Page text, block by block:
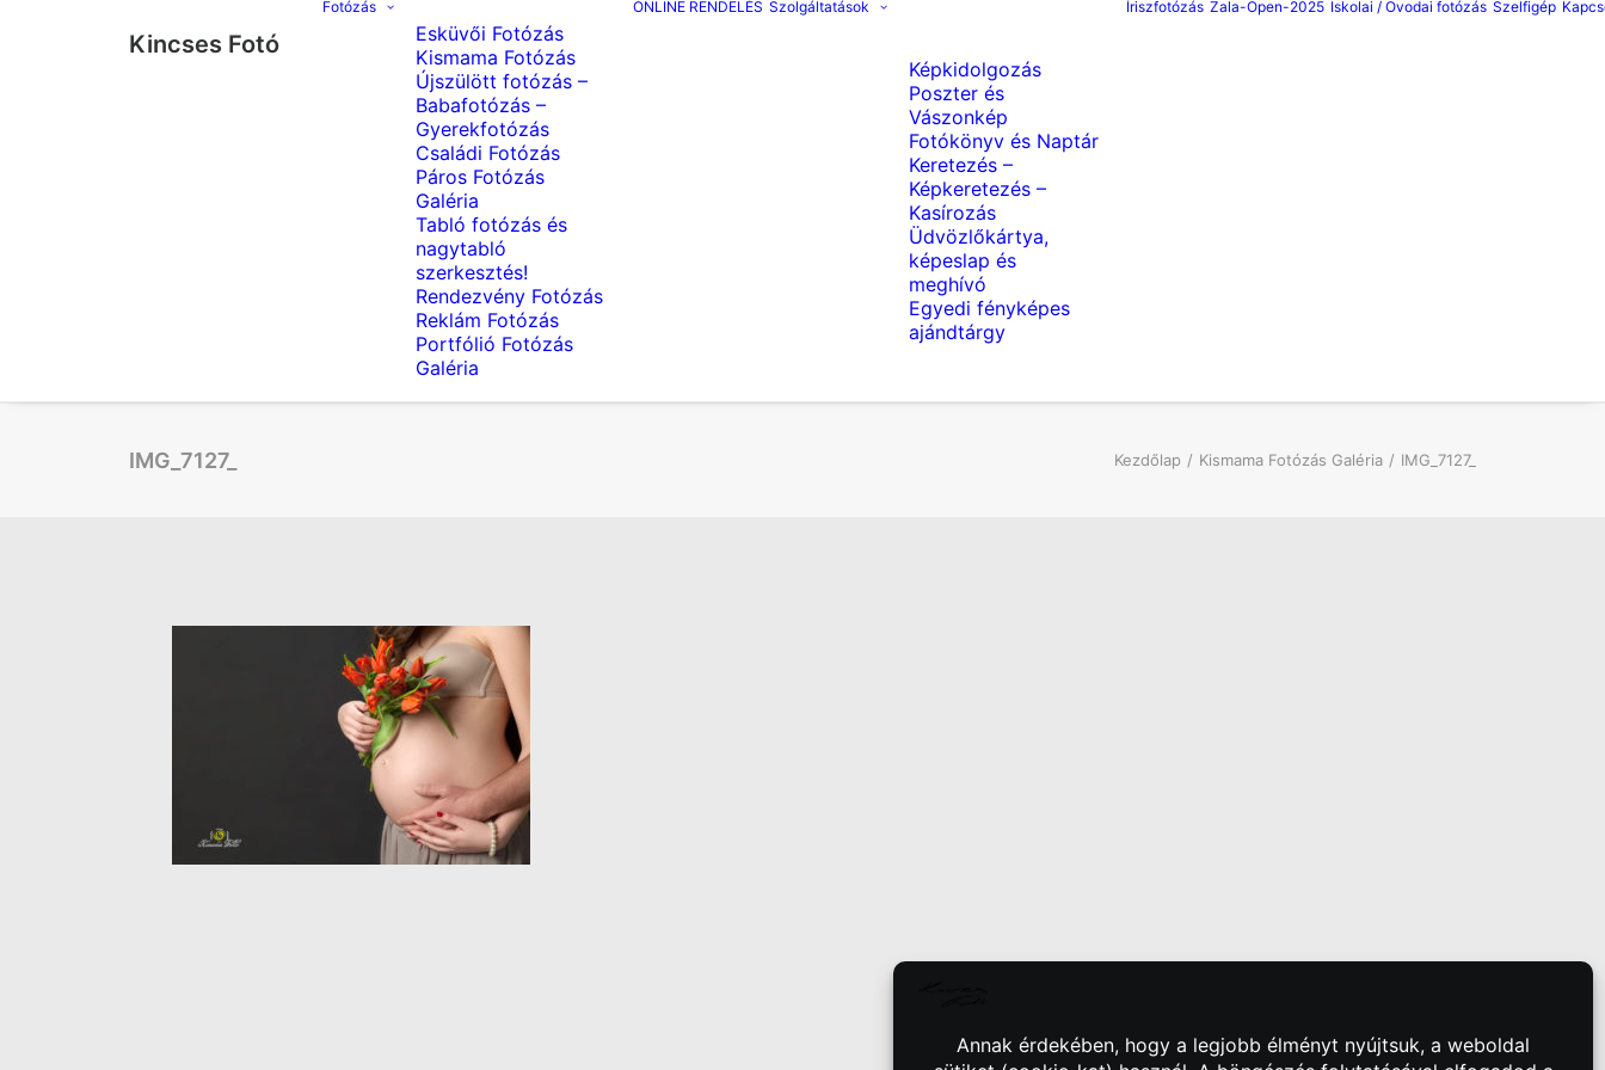
Kincses Fotó
Fotózás
Esküvői Fotózás
Kismama Fotózás
Újszülött fotózás –
Babafotózás –
Gyerekfotózás
Családi Fotózás
Páros Fotózás
Galéria
Tabló fotózás és
nagytabló
szerkesztés!
Rendezvény Fotózás
Reklám Fotózás
Portfólió Fotózás
Galéria
ONLINE RENDELÉS Szolgáltatások
Képkidolgozás
Poszter és
Vászonkép
Fotókönyv és Naptár
Keretezés –
Képkeretezés –
Kasírozás
Üdvözlőkártya,
képeslap és
meghívó
Egyedi fényképes
ajándtárgy
Íriszfotózás Zala-Open-2025 Iskolai / Ovodai fotózás Szelfigép
IMG_7127_ Kezdőlap Kismama Fotózás Galéria IMG_7127_